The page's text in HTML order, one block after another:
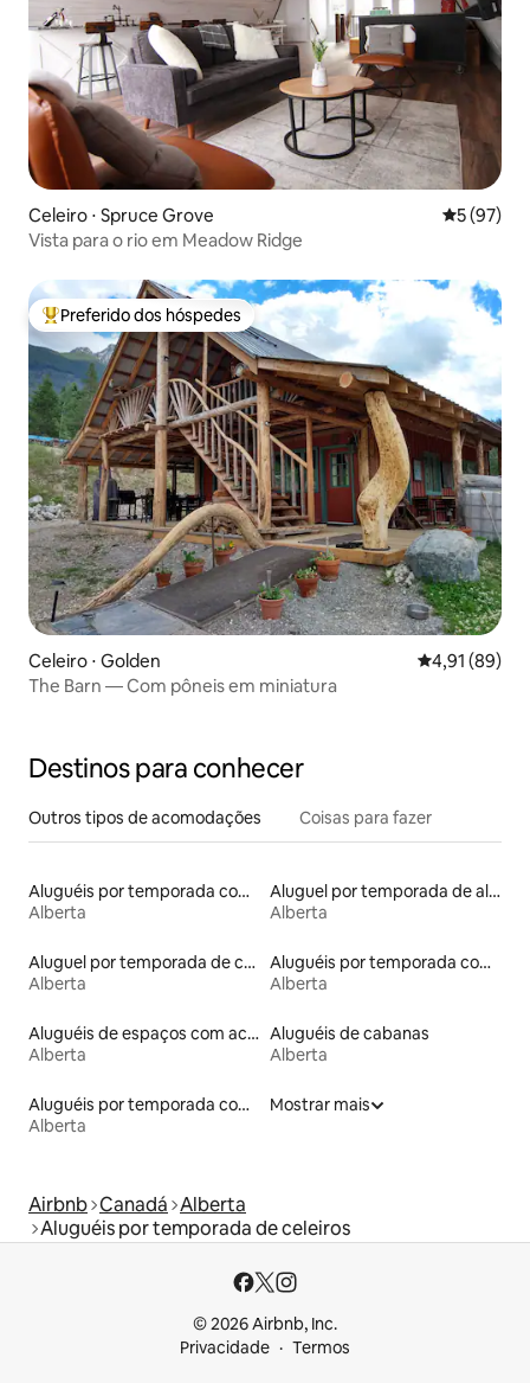
Celeiro ⋅ Spruce Grove 5 de uma
5 (97)
Vista para o rio em Meadow Ridge
Entre os melhores preferidos dos hóspedes
Preferido dos hóspedes
Celeiro ⋅ Golden 4,91 de uma
4,91 (89)
The Barn — Com pôneis em miniatura
Destinos para conhecer
Outros tipos de acomodações Coisas para fazer
Aluguéis por temporada com sauna
Alberta
Aluguel por temporada de alojamentos ecológicos
Alberta
Aluguel por temporada de casas arredondadas
Alberta
Aluguéis por temporada com café da manhã
Alberta
Aluguéis de espaços com acesso direto a pistas de esqui
Alberta
Aluguéis de cabanas
Alberta
Aluguéis por temporada com caiaque
Alberta
Mostrar mais
Airbnb Canadá Alberta
Aluguéis por temporada de celeiros
© 2026 Airbnb, Inc.
Privacidade
Termos